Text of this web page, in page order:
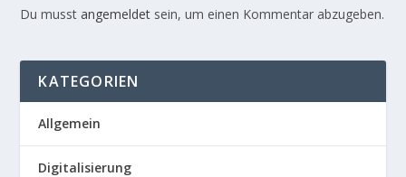
Du musstangemeldet sein, um einen Kommentar abzugeben.
KATEGORIEN
Allgemein
Digitalisierung